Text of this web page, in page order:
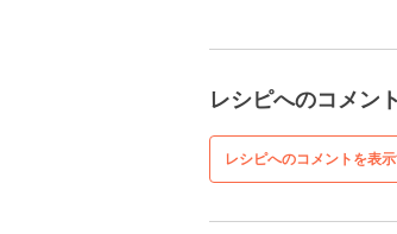
レシピへのコメント
レシピへのコメントを表